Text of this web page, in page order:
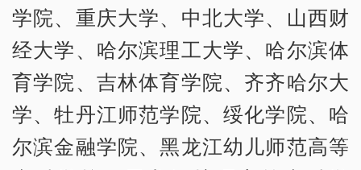
学院、重庆大学、中北大学、山西财
经大学、哈尔滨理工大学、哈尔滨体
育学院、吉林体育学院、齐齐哈尔大
学、牡丹江师范学院、绥化学院、哈
尔滨金融学院、黑龙江幼儿师范高等